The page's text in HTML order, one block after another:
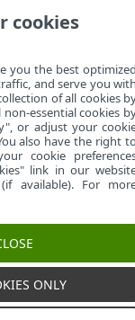
cookies
you the best
and serve you
of all cookies
non-essential cookies
or adjust your
also have the right
cookie
link in our
available). For
ONLY